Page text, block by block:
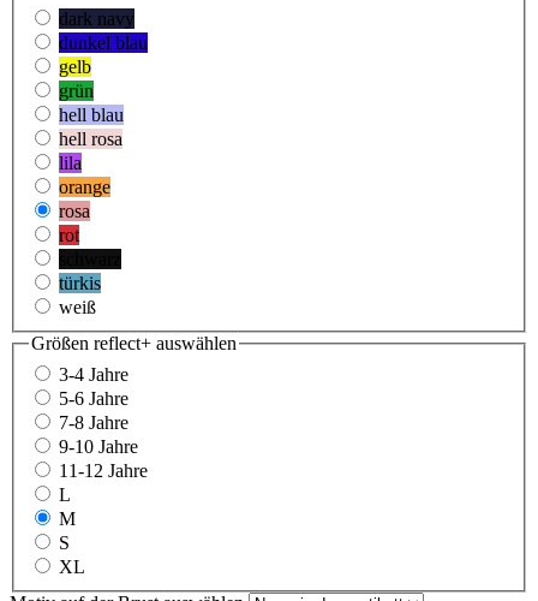
dark navy
dunkel blau
gelb
grün
hell blau
hell rosa
lila
orange
rosa
rot
türkis
weiß
Größen reflect+ auswählen
3-4 Jahre
5-6 Jahre
7-8 Jahre
9-10 Jahre
11-12 Jahre
L
M
S
XL